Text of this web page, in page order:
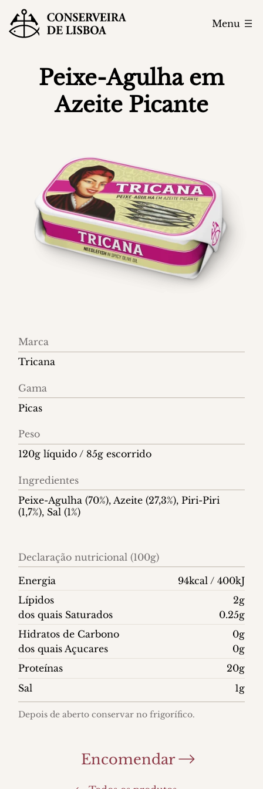
Menu
Peixe-Agulha em
Azeite Picante
Informações
do
Marca
Tricana
Gama
Picas
Peso
120g líquido / 85g escorrido
Ingredientes
Peixe-Agulha (70%), Azeite (27,3%), Piri-Piri
(1,7%), Sal (1%)
Declaração nutricional (100g)
Energia
94kcal / 400kJ
Lípidos
2g
dos quais Saturados
0.25g
Hidratos de Carbono
0g
dos quais Açucares
0g
Proteínas
20g
Sal
1g
Depois de aberto conservar no frigorífico.
Encomendar